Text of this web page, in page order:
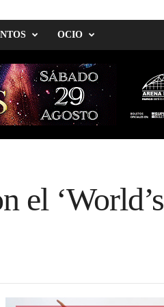
OCIO
el ‘World’s